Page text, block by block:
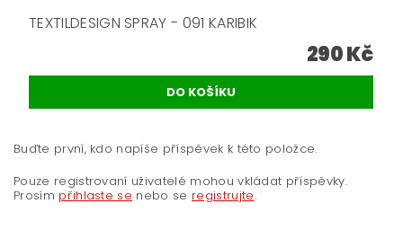
TEXTILDESIGN SPRAY - 091 KARIBIK
290 Kč
Buďte první, kdo napíše příspěvek k této položce.
Pouze registrovaní uživatelé mohou vkládat příspěvky.
Prosím přihlaste se nebo se registrujte.